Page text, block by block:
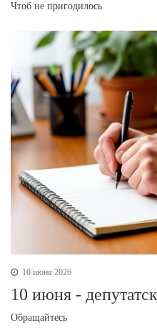
Чтоб не пригодилось
10 июня 2026
10 июня -
Обращайтесь